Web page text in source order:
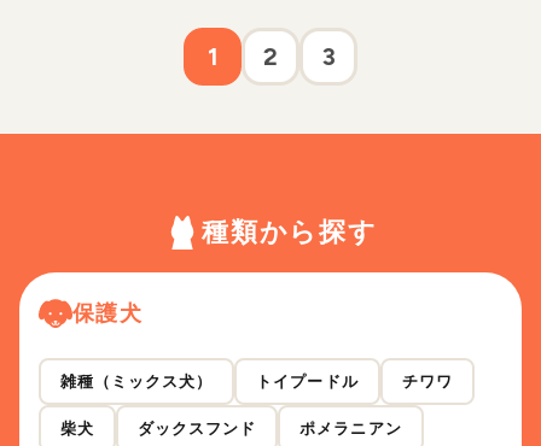
1 2 3
種類から探す
保護犬
雑種（ミックス犬） トイプードル チワワ
柴犬 ダックスフンド ポメラニアン